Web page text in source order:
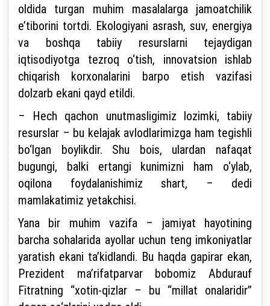
oldida turgan muhim masalalarga jamoatchilik
e’tiborini tortdi. Ekologiyani asrash, suv, energiya
va boshqa tabiiy resurslarni tejaydigan
iqtisodiyotga tezroq o‘tish, innovatsion ishlab
chiqarish korxonalarini barpo etish vazifasi
dolzarb ekani qayd etildi.
– Hech qachon unutmasligimiz lozimki, tabiiy
resurslar – bu kelajak avlodlarimizga ham tegishli
bo‘lgan boylikdir. Shu bois, ulardan nafaqat
bugungi, balki ertangi kunimizni ham o‘ylab,
oqilona foydalanishimiz shart, – dedi
mamlakatimiz yetakchisi.
Yana bir muhim vazifa – jamiyat hayotining
barcha sohalarida ayollar uchun teng imkoniyatlar
yaratish ekani ta’kidlandi. Bu haqda gapirar ekan,
Prezident ma’rifatparvar bobomiz Abdurauf
Fitratning “xotin-qizlar – bu “millat onalaridir”